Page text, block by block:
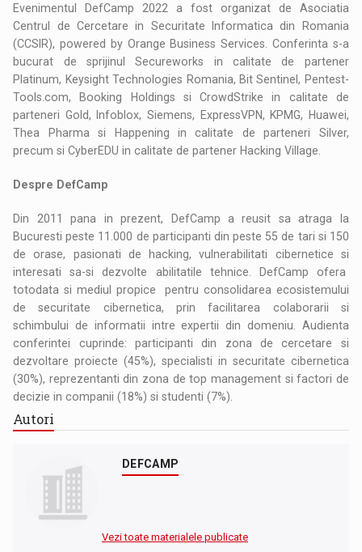
Evenimentul DefCamp 2022 a fost organizat de Asociatia
Centrul de Cercetare in Securitate Informatica din Romania
(CCSIR), powered by Orange Business Services. Conferinta s-a
bucurat de sprijinul Secureworks in calitate de partener
Platinum, Keysight Technologies Romania, Bit Sentinel, Pentest-
Tools.com, Booking Holdings si CrowdStrike in calitate de
parteneri Gold, Infoblox, Siemens, ExpressVPN, KPMG, Huawei,
Thea Pharma si Happening in calitate de parteneri Silver,
precum si CyberEDU in calitate de partener Hacking Village.
Despre DefCamp
Din 2011 pana in prezent, DefCamp a reusit sa atraga la
Bucuresti peste 11.000 de participanti din peste 55 de tari si 150
de orase, pasionati de hacking, vulnerabilitati cibernetice si
interesati sa-si dezvolte abilitatile tehnice. DefCamp ofera
totodata si mediul propice pentru consolidarea ecosistemului
de securitate cibernetica, prin facilitarea colaborarii si
schimbului de informatii intre expertii din domeniu. Audienta
conferintei cuprinde: participanti din zona de cercetare si
dezvoltare proiecte (45%), specialisti in securitate cibernetica
(30%), reprezentanti din zona de top management si factori de
decizie in companii (18%) si studenti (7%).
Autori
DEFCAMP
Vezi toate materialele publicate